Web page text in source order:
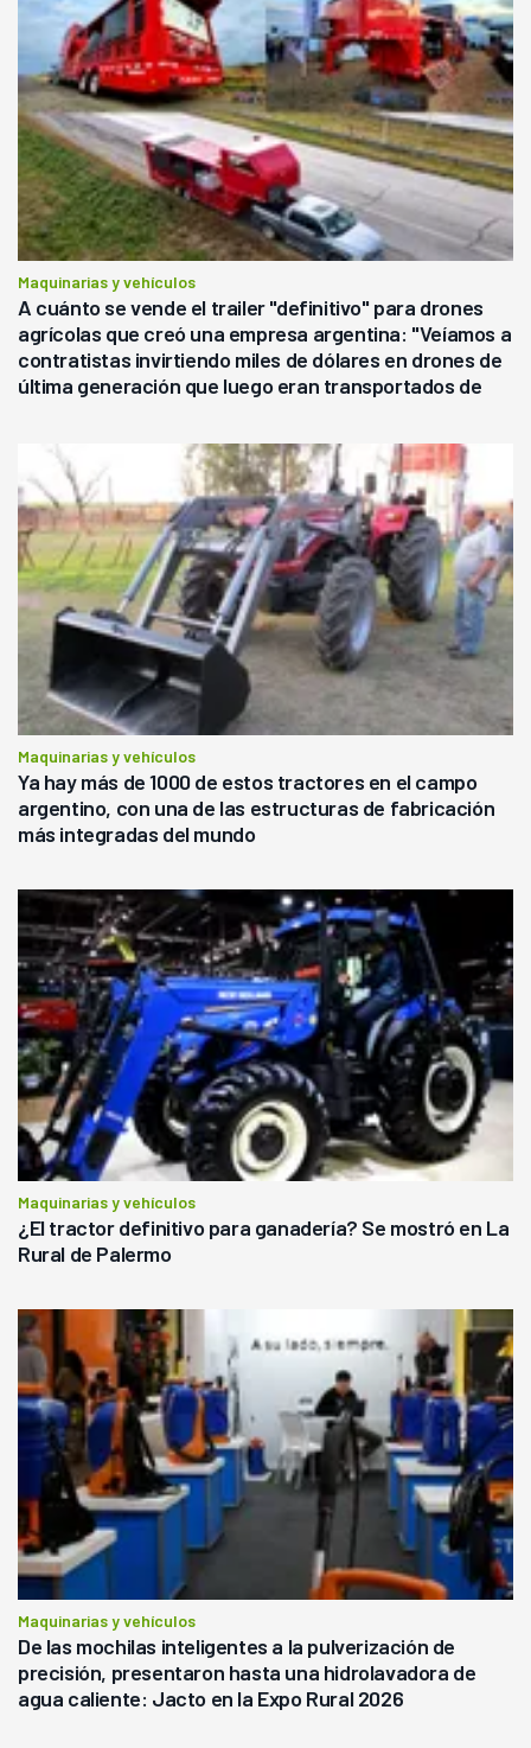
Maquinarias y vehículos
A cuánto se vende el trailer "definitivo" para drones
agrícolas que creó una empresa argentina: "Veíamos a
contratistas invirtiendo miles de dólares en drones de
última generación que luego eran transportados de
Maquinarias y vehículos
Ya hay más de 1000 de estos tractores en el campo
argentino, con una de las estructuras de fabricación
más integradas del mundo
Maquinarias y vehículos
¿El tractor definitivo para ganadería? Se mostró en La
Rural de Palermo
Maquinarias y vehículos
De las mochilas inteligentes a la pulverización de
precisión, presentaron hasta una hidrolavadora de
agua caliente: Jacto en la Expo Rural 2026